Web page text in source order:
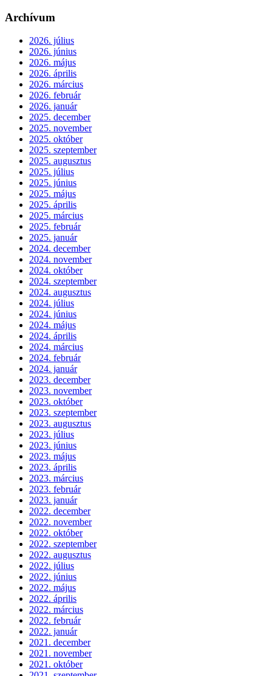
Archívum
2026. július
2026. június
2026. május
2026. április
2026. március
2026. február
2026. január
2025. december
2025. november
2025. október
2025. szeptember
2025. augusztus
2025. július
2025. június
2025. május
2025. április
2025. március
2025. február
2025. január
2024. december
2024. november
2024. október
2024. szeptember
2024. augusztus
2024. július
2024. június
2024. május
2024. április
2024. március
2024. február
2024. január
2023. december
2023. november
2023. október
2023. szeptember
2023. augusztus
2023. július
2023. június
2023. május
2023. április
2023. március
2023. február
2023. január
2022. december
2022. november
2022. október
2022. szeptember
2022. augusztus
2022. július
2022. június
2022. május
2022. április
2022. március
2022. február
2022. január
2021. december
2021. november
2021. október